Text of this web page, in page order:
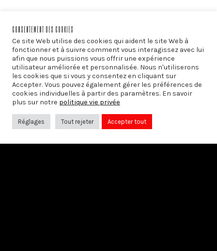
PRÉCÉDENT
Le Mouvement laïque en Province de
Namur
Le Mouvement laïque à Bruxelles
CONSENTEMENT DES COOKIES
Ce site Web utilise des cookies qui aident le site Web à
fonctionner et à suivre comment vous interagissez avec lui
afin que nous puissions vous offrir une expérience
utilisateur améliorée et personnalisée. Nous n'utiliserons
les cookies que si vous y consentez en cliquant sur
Accepter. Vous pouvez également gérer les préférences de
cookies individuelles à partir des paramètres. En savoir
plus sur notre politique vie privée
Réglages Tout rejeter Accepter tout